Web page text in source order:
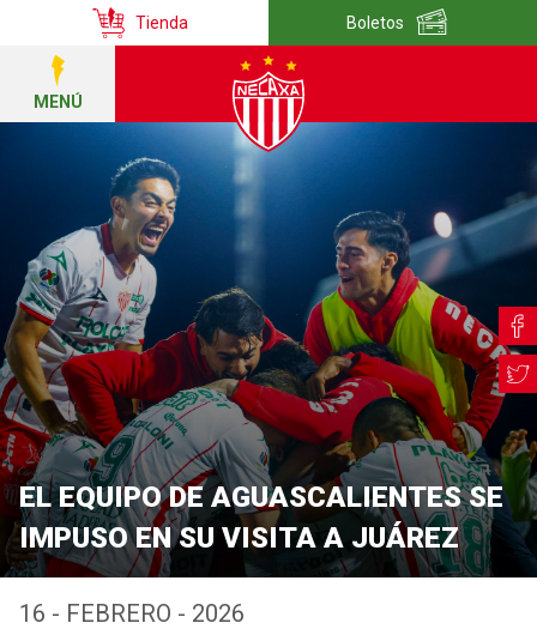
Tienda Boletos
MENÚ
EL EQUIPO DE AGUASCALIENTES SE
IMPUSO EN SU VISITA A JUÁREZ
16 - FEBRERO - 2026